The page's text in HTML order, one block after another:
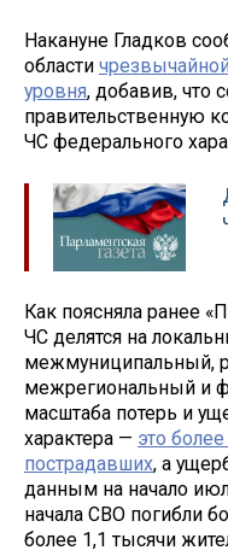
Накануне Гладков
области
уровня, добавив, что
правительственную
ЧС федерального
Как поясняла ранее
ЧС делятся на
межмуниципальный,
межрегиональный и
масштаба потерь и
характера — это
пострадавших, а
данным на начало
начала СВО погибли
более 1,1 тысячи